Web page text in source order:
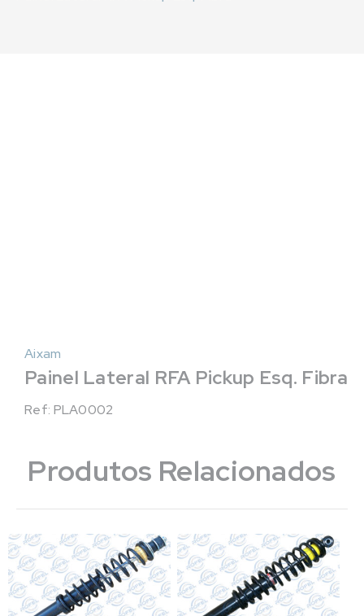
Aixam
Painel Lateral RFA Pickup Esq. Fibra
Ref: PLA0002
Produtos Relacionados